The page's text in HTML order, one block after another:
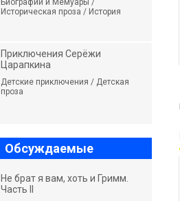
Биографии и Мемуары /
Историческая проза / История
Приключения Серёжи
Царапкина
Детские приключения / Детская
проза
Обсуждаемые
Не брат я вам, хоть и Гримм.
Часть II